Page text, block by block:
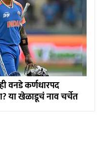
वनडे कर्णधारपद
या खेळाडूचं नाव चर्चेत